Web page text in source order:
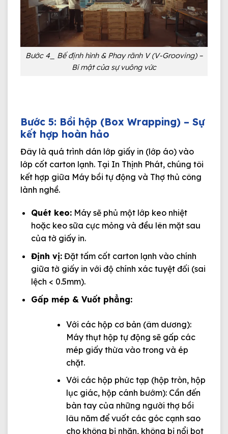
Bước 4_ Bế định hình & Phay rãnh V (V-Grooving) –
Bí mật của sự vuông vức
Bước 5: Bồi hộp (Box Wrapping) – Sự
kết hợp hoàn hảo
Đây là quá trình dán lớp giấy in (lớp áo) vào
lớp cốt carton lạnh. Tại In Thịnh Phát, chúng tôi
kết hợp giữa Máy bồi tự động và Thợ thủ công
lành nghề.
Quét keo:Máy sẽ phủ một lớp keo nhiệt
hoặc keo sữa cực mỏng và đều lên mặt sau
của tờ giấy in.
Định vị:Đặt tấm cốt carton lạnh vào chính
giữa tờ giấy in với độ chính xác tuyệt đối (sai
lệch < 0.5mm).
Gấp mép & Vuốt phẳng:
Với các hộp cơ bản (âm dương):
Máy thụt hộp tự động sẽ gấp các
mép giấy thừa vào trong và ép
chặt.
Với các hộp phức tạp (hộp tròn, hộp
lục giác, hộp cánh bướm): Cần đến
bàn tay của những người thợ bồi
lâu năm để vuốt các góc cạnh sao
cho không bị nhăn, không bị nổi bọt